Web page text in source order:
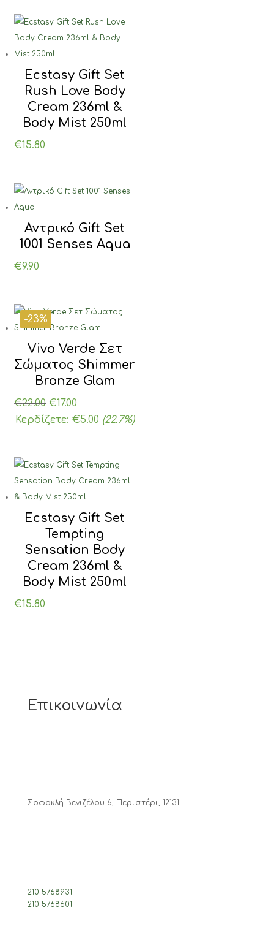
Ecstasy Gift Set
Rush Love Body
Cream 236ml &
Body Mist 250ml
€15.80
Αντρικό Gift Set
1001 Senses Aqua
€9.90
-23%
Vivo Verde Σετ
Σώματος Shimmer
Bronze Glam
€22.00 Original
price
€17.00
τρέχουσα
€17.00.
Κερδίζετε: €5.00 (22.7%)
Ecstasy Gift Set
Tempting
Sensation Body
Cream 236ml &
Body Mist 250ml
€15.80
Επικοινωνία
Σοφοκλή Βενιζέλου 6, Περιστέρι, 12131
210 5768931
210 5768601